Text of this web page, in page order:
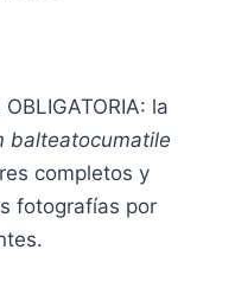
OBLIGATORIA: la
balteatocumatile
completos y
fotografías por